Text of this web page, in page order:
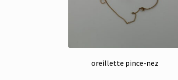
oreillette pince-nez